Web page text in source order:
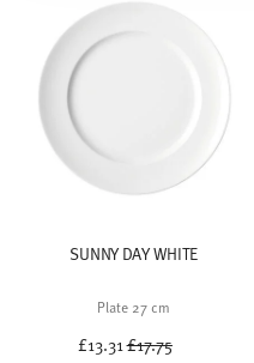
SUNNY DAY WHITE
Plate 27 cm
£13.31Price reduced from
£17.75